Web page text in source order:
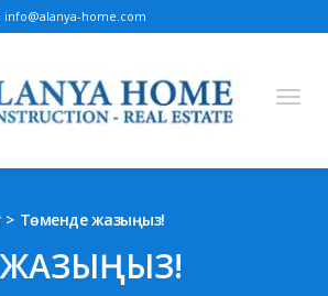
info@alanya-home.com
Ukrainian
Төменде жазыңыз!
ЖАЗЫҢЫЗ!